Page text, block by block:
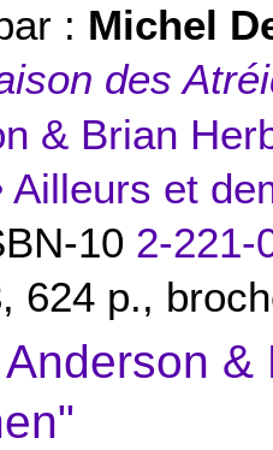
: Michel
des
& Brian
Ailleurs et
10 2-221-
, 624 p.,
&